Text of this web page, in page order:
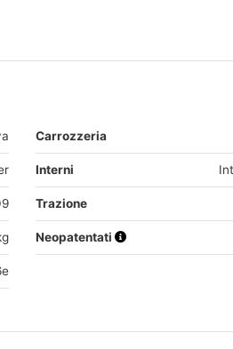
Carrozzeria
Interni
Trazione
Neopatentati